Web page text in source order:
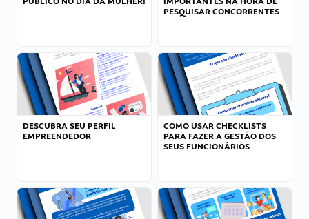
PESQUISAR CONCORRENTES
DESCUBRA SEU PERFIL
EMPREENDEDOR
COMO USAR CHECKLISTS
PARA FAZER A GESTÃO DOS
SEUS FUNCIONÁRIOS